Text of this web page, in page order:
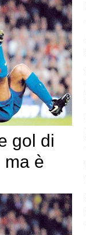
gol di
ma è